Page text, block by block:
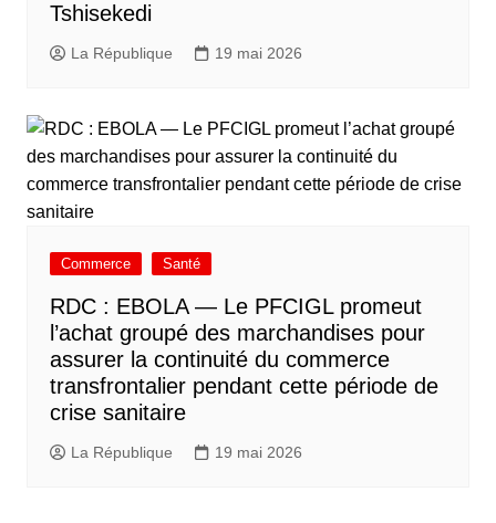
Tshisekedi
La République 19 mai 2026
Commerce Santé
RDC : EBOLA — Le PFCIGL promeut
l’achat groupé des marchandises pour
assurer la continuité du commerce
transfrontalier pendant cette période de
crise sanitaire
La République 19 mai 2026